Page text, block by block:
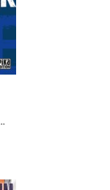
Yusuke Nomura